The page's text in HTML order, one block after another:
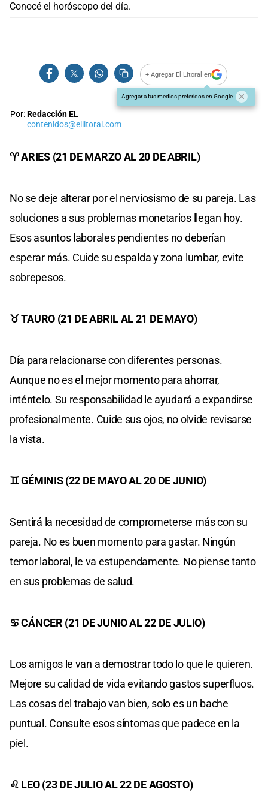
Conocé el horóscopo del día.
+ Agregar El Litoral en
Agregar a tus medios preferidos en Google
Por:Redacción EL
contenidos@ellitoral.com
♈ ARIES (21 DE MARZO AL 20 DE ABRIL)
No se deje alterar por el nerviosismo de su pareja. Las
soluciones a sus problemas monetarios llegan hoy.
Esos asuntos laborales pendientes no deberían
esperar más. Cuide su espalda y zona lumbar, evite
sobrepesos.
♉ TAURO (21 DE ABRIL AL 21 DE MAYO)
Día para relacionarse con diferentes personas.
Aunque no es el mejor momento para ahorrar,
inténtelo. Su responsabilidad le ayudará a expandirse
profesionalmente. Cuide sus ojos, no olvide revisarse
la vista.
♊ GÉMINIS (22 DE MAYO AL 20 DE JUNIO)
Sentirá la necesidad de comprometerse más con su
pareja. No es buen momento para gastar. Ningún
temor laboral, le va estupendamente. No piense tanto
en sus problemas de salud.
♋ CÁNCER (21 DE JUNIO AL 22 DE JULIO)
Los amigos le van a demostrar todo lo que le quieren.
Mejore su calidad de vida evitando gastos superfluos.
Las cosas del trabajo van bien, solo es un bache
puntual. Consulte esos síntomas que padece en la
piel.
♌ LEO (23 DE JULIO AL 22 DE AGOSTO)